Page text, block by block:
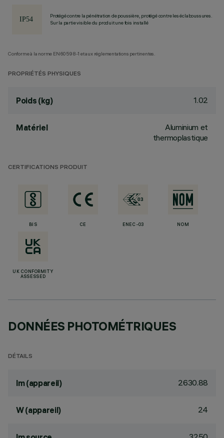
Protégé contre la pénétration de poussière, protégé contre les éclaboussures.
Sur la partie visible du produit une fois installé
Conforme à la norme EN60598-1 et aux réglementations pertinentes.
PROPRIÉTÉS PHYSIQUES
Poids (kg) 1.02
Matériel
Aluminium et
thermoplastique
CERTIFICATIONS PRODUIT
BIS CE ENEC-03 NOM
UK CONFORMITY
ASSESSED
DONNÉES PHOTOMÉTRIQUES
DÉTAILS
lm (appareil) 2630.88
W (appareil) 24